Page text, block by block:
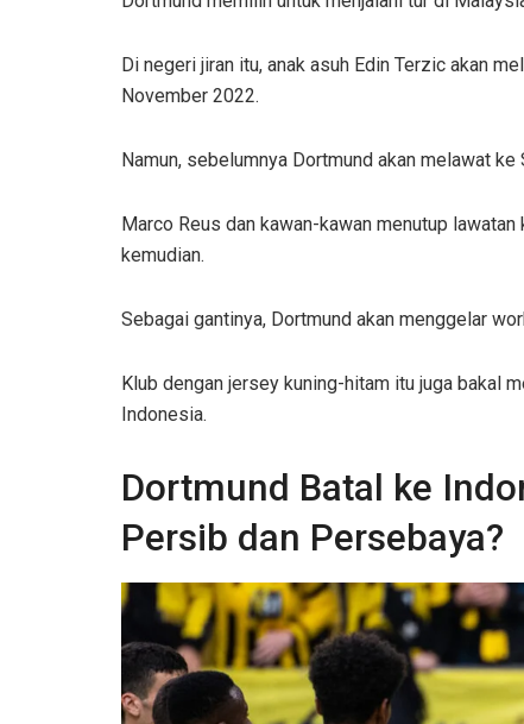
Di negeri jiran itu, anak asuh Edin Terzic akan
November 2022.
Namun, sebelumnya Dortmund akan melawat
Marco Reus dan kawan-kawan menutup
kemudian.
Sebagai gantinya, Dortmund akan menggelar
Klub dengan jersey kuning-hitam itu juga bakal
Indonesia.
Dortmund Batal ke
Persib dan Persebaya?